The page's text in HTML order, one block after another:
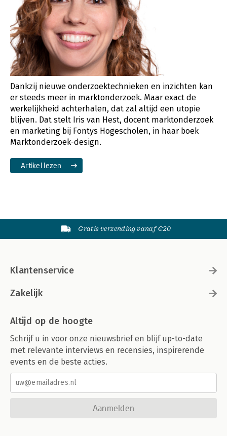
Dankzij nieuwe onderzoektechnieken en inzichten kan
er steeds meer in marktonderzoek. Maar exact de
werkelijkheid achterhalen, dat zal altijd een utopie
blijven. Dat stelt Iris van Hest, docent marktonderzoek
en marketing bij Fontys Hogescholen, in haar boek
Marktonderzoek-design.
Artikel lezen
Gratis verzending vanaf €20
Klantenservice
Zakelijk
Altijd op de hoogte
Schrijf u in voor onze nieuwsbrief en blijf up-to-date
met relevante interviews en recensies, inspirerende
events en de beste acties.
Aanmelden